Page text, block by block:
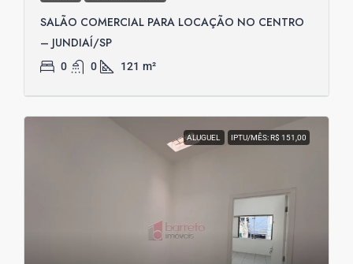
SALÃO COMERCIAL PARA LOCAÇÃO NO CENTRO
– JUNDIAÍ/SP
0 0 121 m²
ALUGUEL IPTU/MÊS: R$ 151,00